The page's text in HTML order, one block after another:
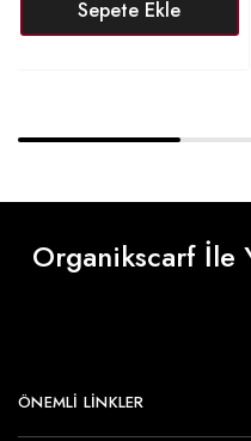
Sepete Ekle
Organikscarf İle
ÖNEMLI LINKLER